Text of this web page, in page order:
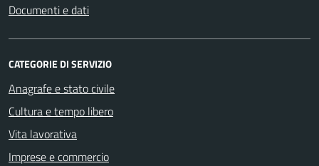
Documenti e dati
CATEGORIE DI SERVIZIO
Anagrafe e stato civile
Cultura e tempo libero
Vita lavorativa
Imprese e commercio